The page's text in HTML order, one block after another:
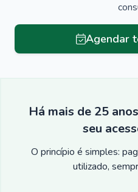
Agendar
Há mais de 25
seu
O princípio é simples:
utilizado,